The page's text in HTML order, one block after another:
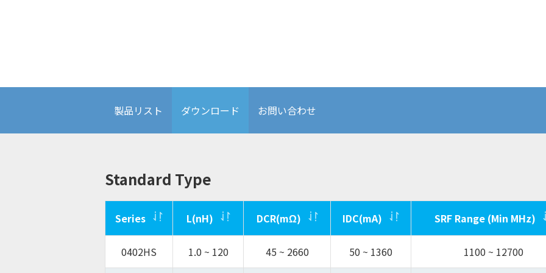
製品リスト ダウンロード お問い合わせ
Standard Type
Series L(nH) DCR(mΩ) IDC(mA) SRF Range (Min MHz)
0402HS 1.0 ~ 120 45 ~ 2660 50 ~ 1360 1100 ~ 12700